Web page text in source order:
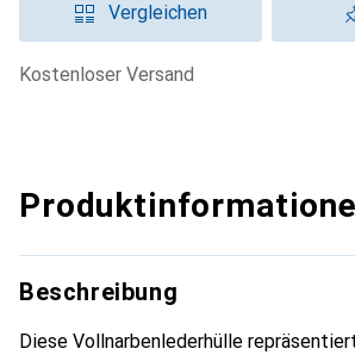
Vergleichen
kostenloser Versand
Beschreibung
Diese Vollnarbenlederhülle